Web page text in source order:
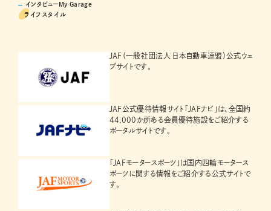
インタビューMy Garage
ライフスタイル
JAF（一般社団法人 日本自動車連盟）公式ウェ
ブサイトです。
JAF公式優待情報サイト「JAFナビ」は、全国約
44,000か所ある会員優待施設をご紹介する
ポータルサイトです。
「JAFモータースポーツ」は国内四輪モータース
ポーツに関する情報をご紹介する公式サイトで
す。